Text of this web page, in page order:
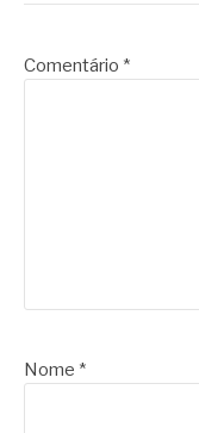
Comentário *
Nome *